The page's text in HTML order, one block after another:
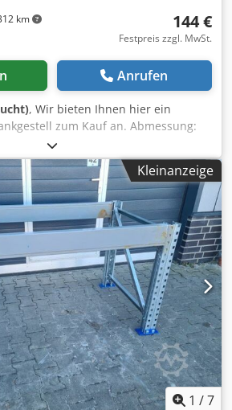
km 144 €
Festpreis zzgl. MwSt.
Anrufen
, Wir bieten Ihnen hier ein
zum Kauf an. Abmessung:
Höhe: ca. 900 mm Tiefe: ca. 800 mm
Werkbankgestell: Hersteller: SSI
600 Im Lieferumfang sind enthalten:
gebraucht Materialfarbe: sendz.
900 mm Ständertiefe: 800 mm Inkl.
Fußplatten Die Ständer sind
Fachwerk ) 04x
gebraucht Materialfarbe: grau
x 50 mm lichte Weite: 1.400 mm 08x
Ausführung: komplett verzinkt
Die Bilder dienen zur
Die Materialfarbe kann
- Die Werkbänke werden
- Die Werkbankständer sind
beträgt in der Regel ca.
Kleinanzeige
1 /7